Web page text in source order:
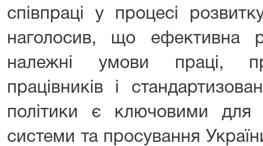
співпраці у процесі
наголосив, що ефективна
належні умови праці,
працівників і
політики є ключовими для
системи та просування